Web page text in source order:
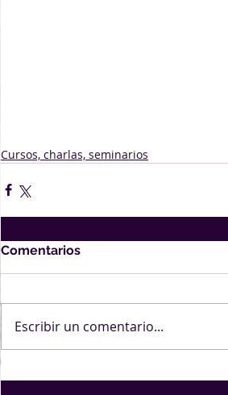
Cursos, charlas, seminarios
Comentarios
Escribir un comentario...